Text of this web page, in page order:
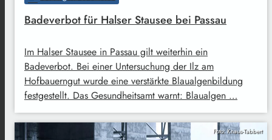
Badeverbot für Halser Stausee bei Passau
Im Halser Stausee in Passau gilt weiterhin ein
Badeverbot. Bei einer Untersuchung der Ilz am
Hofbauerngut wurde eine verstärkte Blaualgenbildung
festgestellt. Das Gesundheitsamt warnt: Blaualgen …
Foto: Knaus-Tabbert